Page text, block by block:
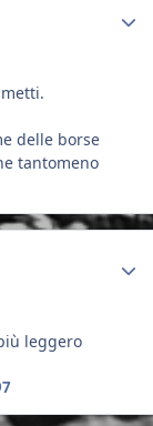
delle borse
tantomeno
leggero